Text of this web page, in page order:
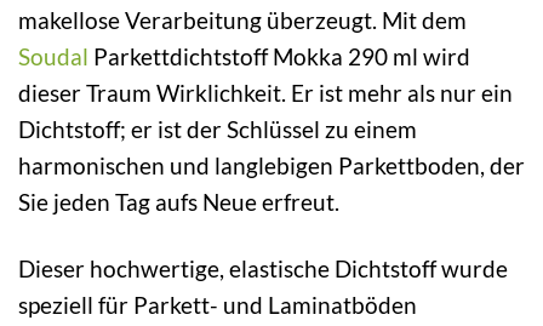
makellose Verarbeitung überzeugt. Mit dem
Soudal Parkettdichtstoff Mokka 290 ml wird
dieser Traum Wirklichkeit. Er ist mehr als nur ein
Dichtstoff; er ist der Schlüssel zu einem
harmonischen und langlebigen Parkettboden, der
Sie jeden Tag aufs Neue erfreut.
Dieser hochwertige, elastische Dichtstoff wurde
speziell für Parkett- und Laminatböden